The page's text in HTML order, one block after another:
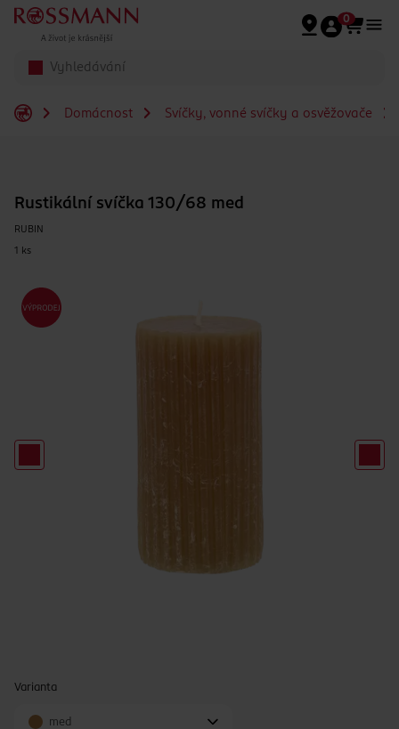
Přeskočit na hlavmní obsah
0
Domácnost Svíčky, vonné svíčky a osvěžovače
Rustikální svíčka 130/68 med
RUBIN
1 ks
Varianta
med